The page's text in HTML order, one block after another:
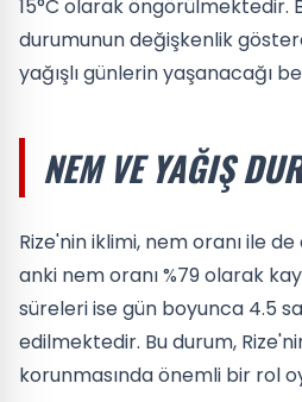
15°C olarak öngörülmektedir.
durumunun değişkenlik
yağışlı günlerin yaşanacağı
NEM VE YAĞIŞ
Rize'nin iklimi, nem oranı ile
anki nem oranı %79 olarak
süreleri ise gün boyunca 4.5
edilmektedir. Bu durum,
korunmasında önemli bir rol